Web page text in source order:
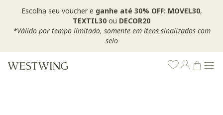
Escolha seu voucher e ganhe até 30% OFF: MOVEL30,
TEXTIL30 ou DECOR20
*Válido por tempo limitado, somente em itens sinalizados com
selo